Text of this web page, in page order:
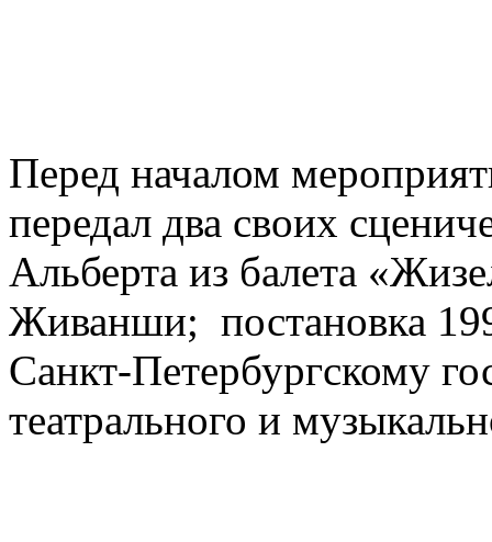
Перед началом
передал два своих
Альберта из балета
Живанши; постановка
Санкт-Петербургскому
театрального и